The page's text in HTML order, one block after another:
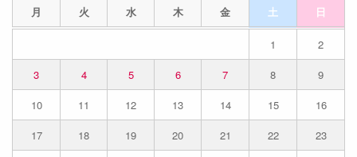
月 火 水 木 金 土 日
1
2
3
4 5 6 7 8
9
10
11 12 13 14 15
16
17
18 19 20 21 22
23